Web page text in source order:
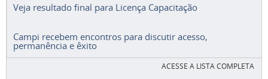
Veja resultado final para Licença Capacitação
Campi recebem encontros para discutir acesso,
permanência e êxito
ACESSE A LISTA COMPLETA